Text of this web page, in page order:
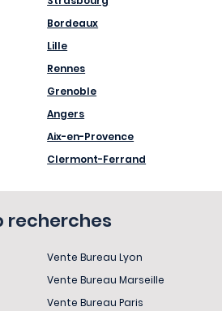
Bordeaux
Lille
Rennes
Grenoble
Angers
Aix-en-Provence
Clermont-Ferrand
recherches
Vente Bureau Lyon
Vente Bureau Marseille
Vente Bureau Paris